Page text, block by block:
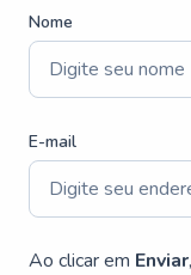
Nome
E-mail
Ao clicar em Enviar